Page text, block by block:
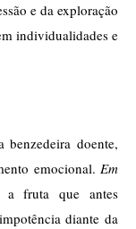
e da exploração
individualidades e
doente,
emocional. Em
a fruta que antes
diante da